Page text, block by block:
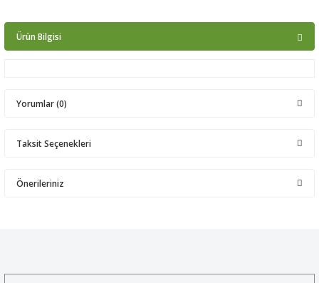
Ürün Bilgisi
Yorumlar (0)
Taksit Seçenekleri
Önerileriniz